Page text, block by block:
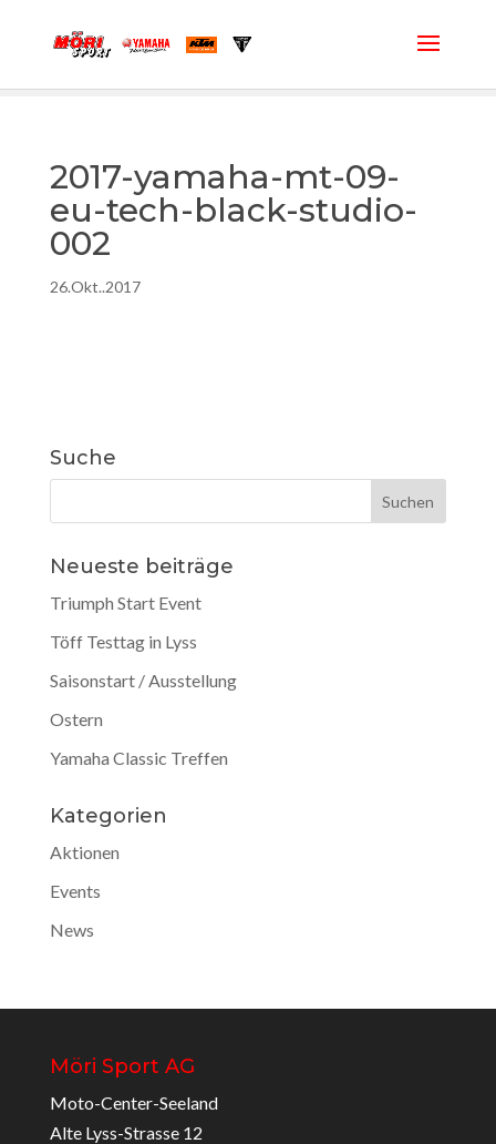
2017-yamaha-mt-09-
eu-tech-black-studio-
002
26.Okt..2017
Suche
Neueste beiträge
Triumph Start Event
Töff Testtag in Lyss
Saisonstart / Ausstellung
Ostern
Yamaha Classic Treffen
Kategorien
Aktionen
Events
News
Möri Sport AG
Moto-Center-Seeland
Alte Lyss-Strasse 12